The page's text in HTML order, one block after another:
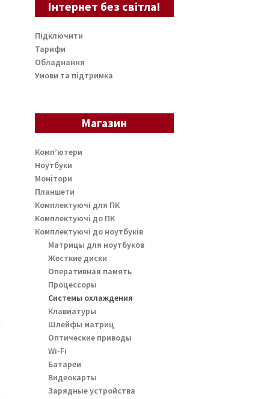
Інтернет без світла!
Підключити
Тарифи
Обладнання
Умови та підтримка
Магазин
Комп’ютери
Ноутбуки
Монітори
Планшети
Комплектуючі для ПК
Комплектуючі до ПК
Комплектуючі до ноутбуків
Матрицы для ноутбуков
Жесткие диски
Оперативная память
Процессоры
Системы охлаждения
Клавиатуры
Шлейфы матриц
Оптические приводы
Wi-Fi
Батареи
Видеокарты
Зарядные устройства